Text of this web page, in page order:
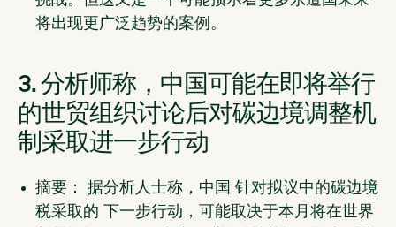
将出现更广泛趋势的案例。
3. 分析师称，中国可能在即将举行
的世贸组织讨论后对碳边境调整机
制采取进一步行动
摘要： 据分析人士称 ，中国 针对拟议中的碳边境
税采取的
下一步行动，可能取决于本月将在世界